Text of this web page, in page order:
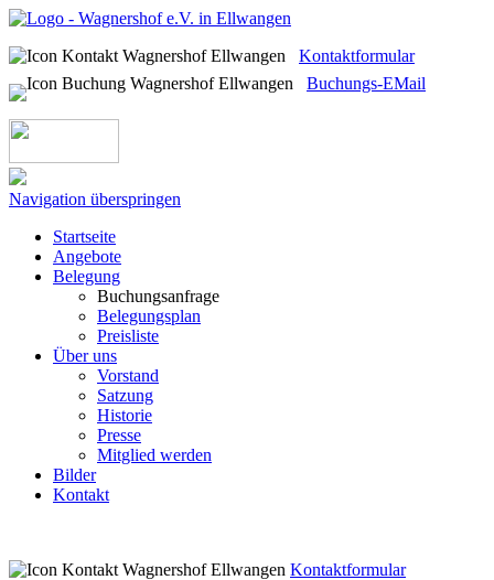
Kontaktformular
Buchungs-EMail
Navigation überspringen
Startseite
Angebote
Belegung
Buchungsanfrage
Belegungsplan
Preisliste
Über uns
Vorstand
Satzung
Historie
Presse
Mitglied werden
Bilder
Kontakt
Kontaktformular